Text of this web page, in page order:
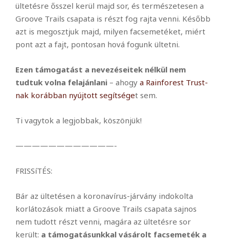
ültetésre ősszel kerül majd sor, és természetesen a
Groove Trails csapata is részt fog rajta venni. Később
azt is megosztjuk majd, milyen facsemetéket, miért
pont azt a fajt, pontosan hová fogunk ültetni.
Ezen támogatást a nevezéseitek nélkül nem
tudtuk volna felajánlani – ahogy a Rainforest Trust-
nak korábban nyújtott segítséget sem.
Ti vagytok a legjobbak, köszönjük!
————————————-
FRISSíTÉS:
Bár az ültetésen a koronavírus-járvány indokolta
korlátozások miatt a Groove Trails csapata sajnos
nem tudott részt venni, magára az ültetésre sor
került: a támogatásunkkal vásárolt facsemeték a